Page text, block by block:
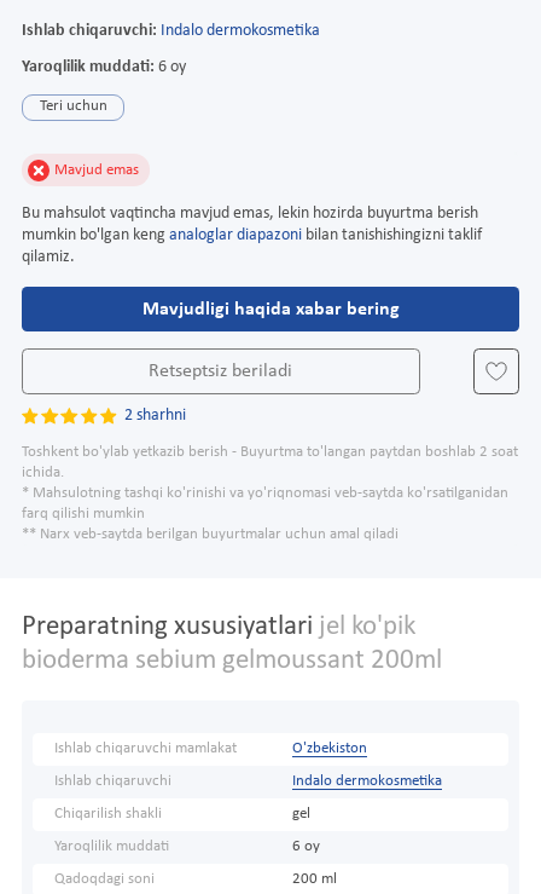
Ishlab chiqaruvchi: Indalo dermokosmetika
Yaroqlilik muddati: 6 oy
Teri uchun
Mavjud emas
Bu mahsulot vaqtincha mavjud emas, lekin hozirda buyurtma berish
mumkin bo'lgan keng analoglar diapazoni bilan tanishishingizni taklif
qilamiz.
Mavjudligi haqida xabar bering
Retseptsiz beriladi
2 sharhni
Toshkent bo'ylab yetkazib berish - Buyurtma to'langan paytdan boshlab 2 soat
ichida.
* Mahsulotning tashqi ko'rinishi va yo'riqnomasi veb-saytda ko'rsatilganidan
farq qilishi mumkin
** Narx veb-saytda berilgan buyurtmalar uchun amal qiladi
Preparatning xususiyatlari jel ko'pik
bioderma sebium gelmoussant 200ml
Ishlab chiqaruvchi mamlakat O'zbekiston
Ishlab chiqaruvchi Indalo dermokosmetika
Chiqarilish shakli gel
Yaroqlilik muddati 6 oy
Qadoqdagi soni 200 ml